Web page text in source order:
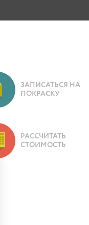
ЗАПИСАТЬСЯ НА
ПОКРАСКУ
РАССЧИТАТЬ
СТОИМОСТЬ